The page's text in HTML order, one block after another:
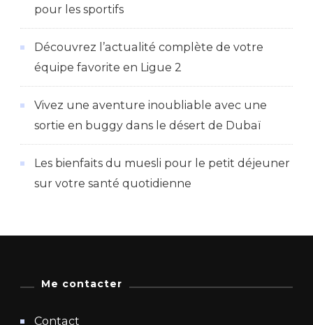
pour les sportifs
Découvrez l’actualité complète de votre
équipe favorite en Ligue 2
Vivez une aventure inoubliable avec une
sortie en buggy dans le désert de Dubaï
Les bienfaits du muesli pour le petit déjeuner
sur votre santé quotidienne
Me contacter
Contact